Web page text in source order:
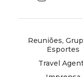
Reuniões,
Esportes
Travel
in
window)
in